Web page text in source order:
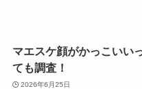
マエスケ顔がかっこいい
ても調査！
2026年6月25日